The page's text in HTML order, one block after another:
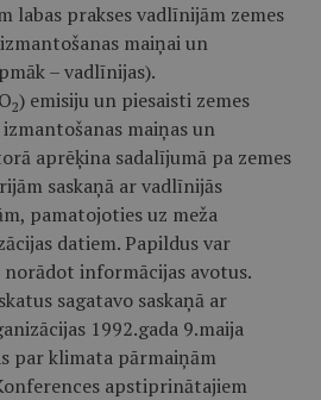
labas prakses vadlīnijām zemes
maiņai un
– vadlīnijas).
2) emisiju un piesaisti zemes
maiņas un
aprēķina sadalījumā pa zemes
saskaņā ar vadlīnijās
pamatojoties uz meža
datiem. Papildus var
informācijas avotus.
sagatavo saskaņā ar
1992.gada 9.maija
par klimata pārmaiņām
apstiprinātajiem